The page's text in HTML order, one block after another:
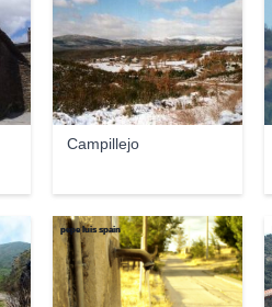
Campillejo
pepe luis spain